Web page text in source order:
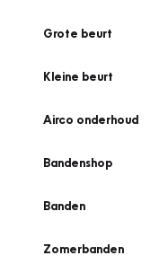
Grote beurt
Kleine beurt
Airco onderhoud
Bandenshop
Banden
Zomerbanden